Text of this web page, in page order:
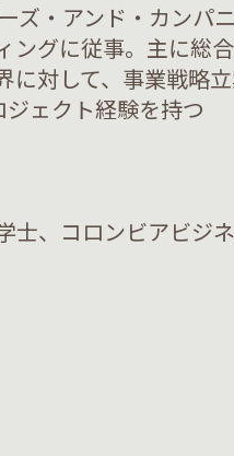
ズ・アンド・カンパ
ングに従事。主に総
に対して、事業戦略
ェクト経験を持つ
士、コロンビアビジ